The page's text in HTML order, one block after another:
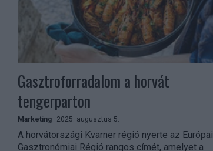
Gasztroforradalom a horvát
tengerparton
Marketing 2025. augusztus 5.
A horvátországi Kvarner régió nyerte az Európai
Gasztronómiai Régió rangos címét, amelyet a